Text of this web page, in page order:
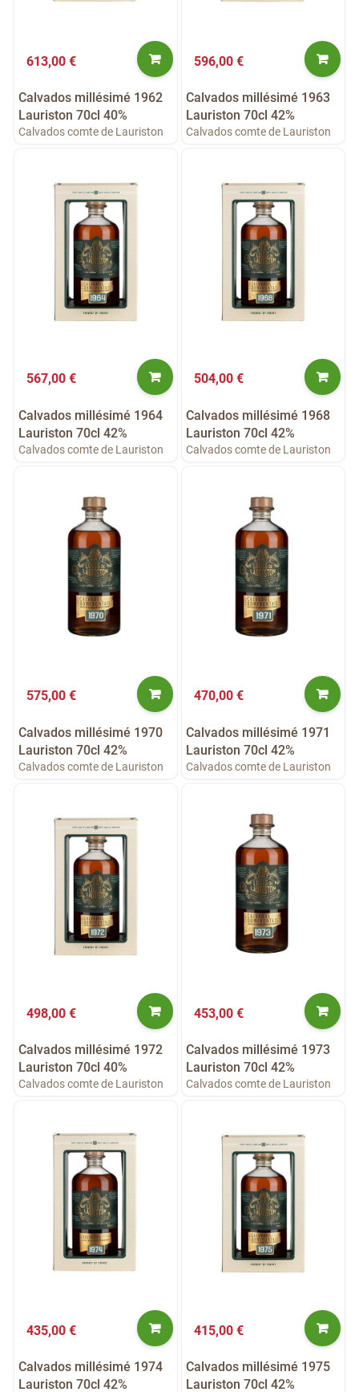
613,00 €
Calvados millésimé 1962
Lauriston 70cl 40%
Calvados comte de Lauriston
596,00 €
Calvados millésimé 1963
Lauriston 70cl 42%
Calvados comte de Lauriston
567,00 €
Calvados millésimé 1964
Lauriston 70cl 42%
Calvados comte de Lauriston
504,00 €
Calvados millésimé 1968
Lauriston 70cl 42%
Calvados comte de Lauriston
575,00 €
Calvados millésimé 1970
Lauriston 70cl 42%
Calvados comte de Lauriston
470,00 €
Calvados millésimé 1971
Lauriston 70cl 42%
Calvados comte de Lauriston
498,00 €
Calvados millésimé 1972
Lauriston 70cl 40%
Calvados comte de Lauriston
453,00 €
Calvados millésimé 1973
Lauriston 70cl 42%
Calvados comte de Lauriston
435,00 €
Calvados millésimé 1974
Lauriston 70cl 42%
415,00 €
Calvados millésimé 1975
Lauriston 70cl 42%